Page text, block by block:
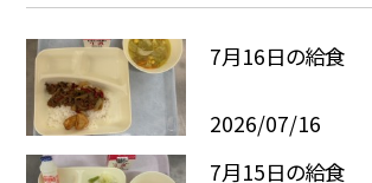
7月16日の給食
2026/07/16
7月15日の給食